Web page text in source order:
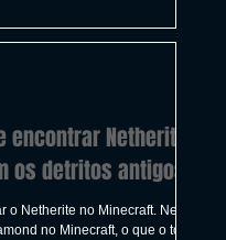
Netherite e
os detritos antigos
o Netherite no Minecraft. Netherite
no Minecraft, o que o torna